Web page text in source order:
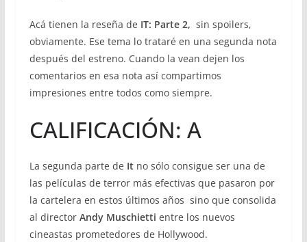
Acá tienen la reseña de IT: Parte 2, sin spoilers,
obviamente. Ese tema lo trataré en una segunda nota
después del estreno. Cuando la vean dejen los
comentarios en esa nota así compartimos
impresiones entre todos como siempre.
CALIFICACIÓN: A
La segunda parte de It no sólo consigue ser una de
las películas de terror más efectivas que pasaron por
la cartelera en estos últimos años sino que consolida
al director Andy Muschietti entre los nuevos
cineastas prometedores de Hollywood.